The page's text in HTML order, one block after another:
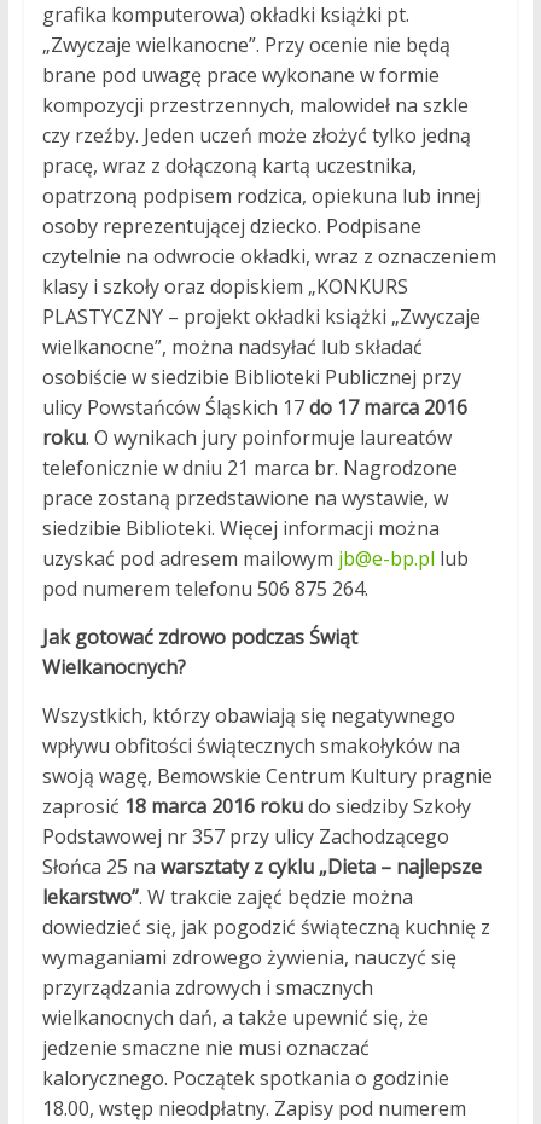
grafika komputerowa) okładki książki pt.
„Zwyczaje wielkanocne”. Przy ocenie nie będą
brane pod uwagę prace wykonane w formie
kompozycji przestrzennych, malowideł na szkle
czy rzeźby. Jeden uczeń może złożyć tylko jedną
pracę, wraz z dołączoną kartą uczestnika,
opatrzoną podpisem rodzica, opiekuna lub innej
osoby reprezentującej dziecko. Podpisane
czytelnie na odwrocie okładki, wraz z oznaczeniem
klasy i szkoły oraz dopiskiem „KONKURS
PLASTYCZNY – projekt okładki książki „Zwyczaje
wielkanocne”, można nadsyłać lub składać
osobiście w siedzibie Biblioteki Publicznej przy
ulicy Powstańców Śląskich 17do 17 marca 2016
roku. O wynikach jury poinformuje laureatów
telefonicznie w dniu 21 marca br. Nagrodzone
prace zostaną przedstawione na wystawie, w
siedzibie Biblioteki. Więcej informacji można
uzyskać pod adresem mailowym jb@e-bp.pl lub
pod numerem telefonu 506 875 264.
Jak gotować zdrowo podczas Świąt
Wielkanocnych?
Wszystkich, którzy obawiają się negatywnego
wpływu obfitości świątecznych smakołyków na
swoją wagę, Bemowskie Centrum Kultury pragnie
zaprosić 18 marca 2016 rokudo siedziby Szkoły
Podstawowej nr 357 przy ulicy Zachodzącego
Słońca 25 na warsztaty z cyklu „Dieta – najlepsze
lekarstwo”. W trakcie zajęć będzie można
dowiedzieć się, jak pogodzić świąteczną kuchnię z
wymaganiami zdrowego żywienia, nauczyć się
przyrządzania zdrowych i smacznych
wielkanocnych dań, a także upewnić się, że
jedzenie smaczne nie musi oznaczać
kalorycznego. Początek spotkania o godzinie
18.00, wstęp nieodpłatny. Zapisy pod numerem